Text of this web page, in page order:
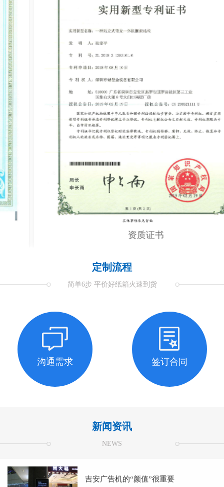
资质证书
定制流程
简单6步 平价好纸箱火速到货
沟通需求 签订合同
新闻资讯
NEWS
吉安广告机的“颜值”很重要